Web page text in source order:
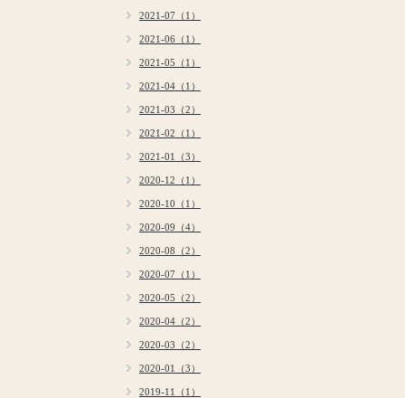
2021-07（1）
2021-06（1）
2021-05（1）
2021-04（1）
2021-03（2）
2021-02（1）
2021-01（3）
2020-12（1）
2020-10（1）
2020-09（4）
2020-08（2）
2020-07（1）
2020-05（2）
2020-04（2）
2020-03（2）
2020-01（3）
2019-11（1）